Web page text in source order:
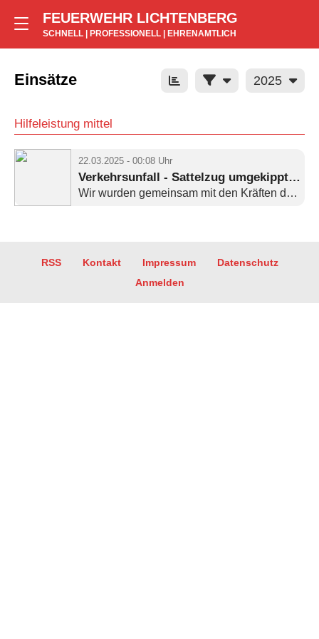
FEUERWEHR LICHTENBERG
SCHNELL | PROFESSIONELL | EHRENAMTLICH
Einsätze 2025
Hilfeleistung mittel
22.03.2025 - 00:08 Uhr
Verkehrsunfall - Sattelzug umgekippt , LKW-Fahrer eingeklemmt - Wachau, S95n
Wir wurden gemeinsam mit den Kräften der Gemeindefeuerwehren Wachau mit dem Stichwort „H2N1R1 – ...
RSS Kontakt Impressum
Datenschutz
Anmelden